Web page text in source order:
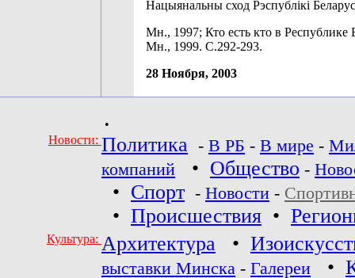
Нацыянальны сход Рэспублікі
Мн., 1997; Кто есть кто в Республике
Мн., 1999. С.292-293.
28 Ноября, 2003
•
Новости: Политика - В РБ - В мире -
компаний
• Общество -
• Спорт - Новости -
• Происшествия •
Культура: Архитектура •
выставки Минска - Галереи •